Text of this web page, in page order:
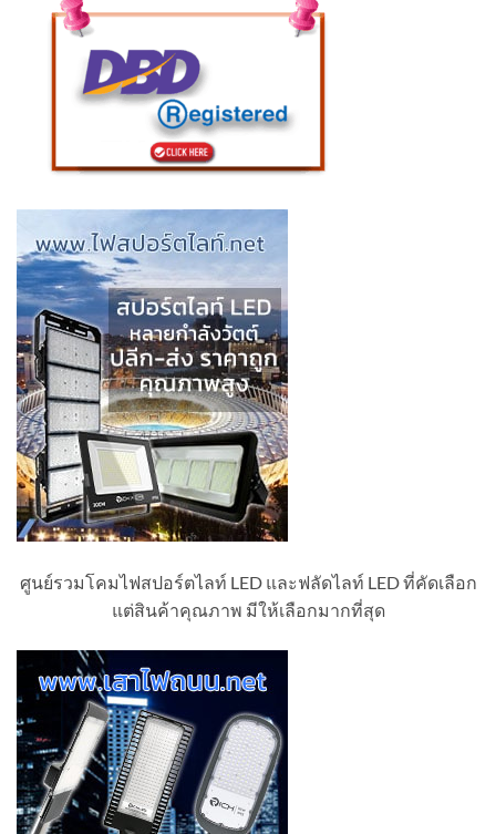
ศูนย์รวมโคมไฟสปอร์ตไลท์ LED และฟลัดไลท์ LED ที่คัดเลือก
แต่สินค้าคุณภาพ มีให้เลือกมากที่สุด